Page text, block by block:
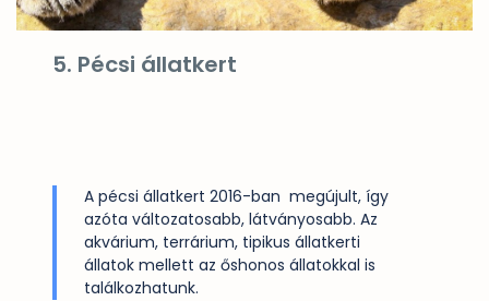
5. Pécsi állatkert
A pécsi állatkert 2016-ban megújult, így
azóta változatosabb, látványosabb. Az
akvárium, terrárium, tipikus állatkerti
állatok mellett az őshonos állatokkal is
találkozhatunk.